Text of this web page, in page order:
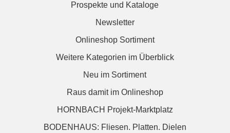
Prospekte und Kataloge
Newsletter
Onlineshop Sortiment
Weitere Kategorien im Überblick
Neu im Sortiment
Raus damit im Onlineshop
HORNBACH Projekt-Marktplatz
BODENHAUS: Fliesen. Platten. Dielen